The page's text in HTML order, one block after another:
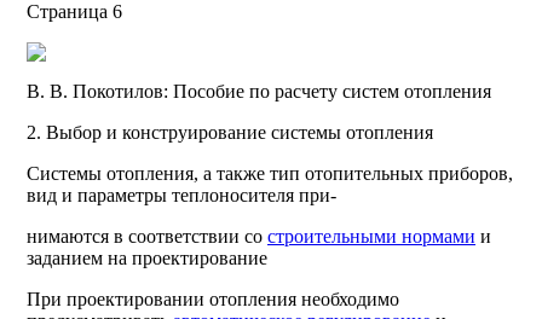
Страница 6
В. В. Покотилов: Пособие по расчету систем отопления
2. Выбор и конструирование системы отопления
Системы отопления, а также тип отопительных приборов,
вид и параметры теплоносителя при-
нимаются в соответствии со строительными нормами и
заданием на проектирование
При проектировании отопления необходимо